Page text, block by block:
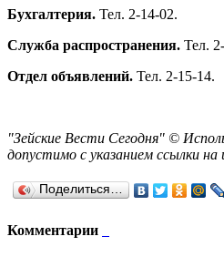
Бухгалтерия. Тел. 2-14-02.
Служба распространения. Тел.
Отдел объявлений. Тел. 2-15-14.
"Зейские Вести Сегодня" ©
допустимо с указанием ссылки на
Поделиться…
Комментарии